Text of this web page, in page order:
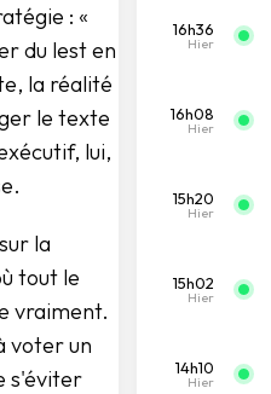
: «
du lest en
la réalité
le texte
lui,
la
tout le
vraiment.
voter un
s'éviter
16h36
Hier
16h08
Hier
15h20
Hier
15h02
Hier
14h10
Hier